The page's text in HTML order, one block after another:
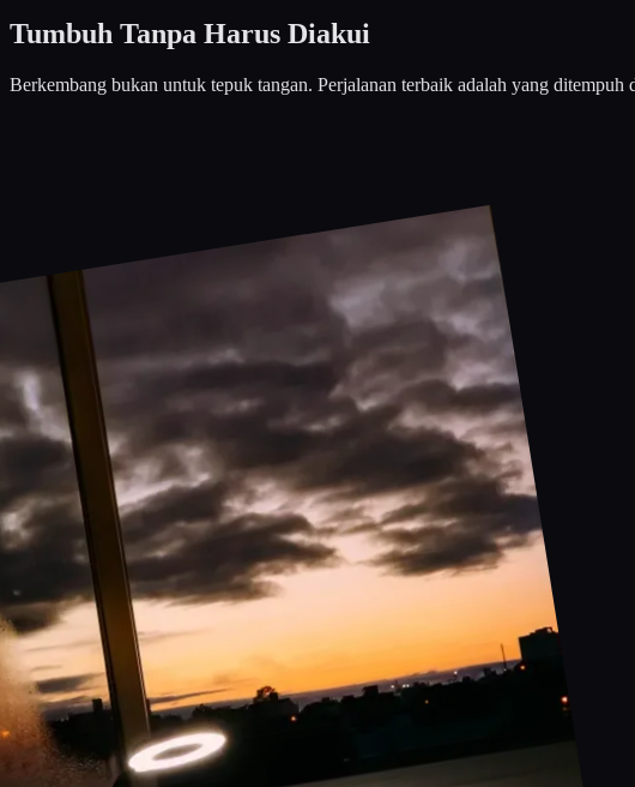
Tumbuh Tanpa Harus Diakui
Berkembang bukan untuk tepuk tangan. Perjalanan terbaik adalah yang ditempuh